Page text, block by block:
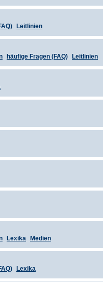
Leitlinien
häufige Fragen (FAQ) Leitlinien
Lexika Medien
Lexika